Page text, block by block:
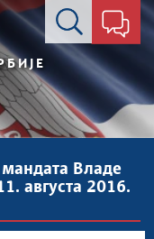
Контакт форма
Владе
августа 2016.